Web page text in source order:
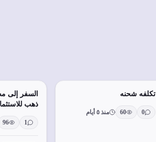
تكلفه شحنه
0
60 منذ ٥ أيام
السفر إلى
ذهب
ضرائب؟
1
96